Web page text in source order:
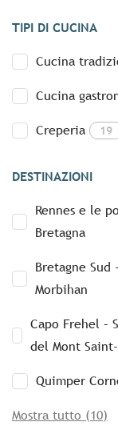
TIPI DI CUCINA
Cucina
Cucina
Creperia 19
DESTINAZIONI
Rennes e le
Bretagna
Bretagne Sud
Morbihan
Capo Frehel –
del Mont
Quimper
Mostra tutto (10)